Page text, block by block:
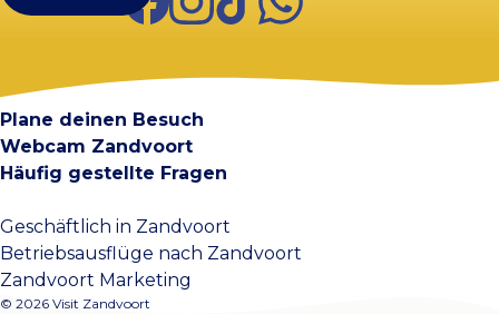
Plane deinen Besuch
Webcam Zandvoort
Häufig gestellte Fragen
Geschäftlich in Zandvoort
Betriebsausflüge nach Zandvoort
Zandvoort Marketing
© 2026 Visit Zandvoort